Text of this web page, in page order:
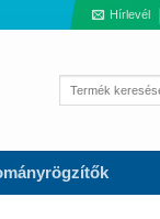
Hírlevél
Keresés